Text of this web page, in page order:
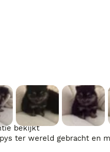
bekijkt
ter wereld gebracht en